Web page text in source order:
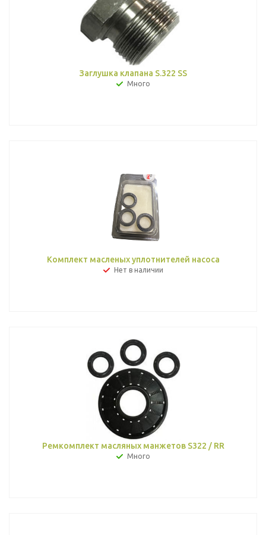
Заглушка клапана S.322 SS
Много
Комплект масленых уплотнителей насоса
Нет в наличии
Ремкомплект масляных манжетов S322 / RR
Много